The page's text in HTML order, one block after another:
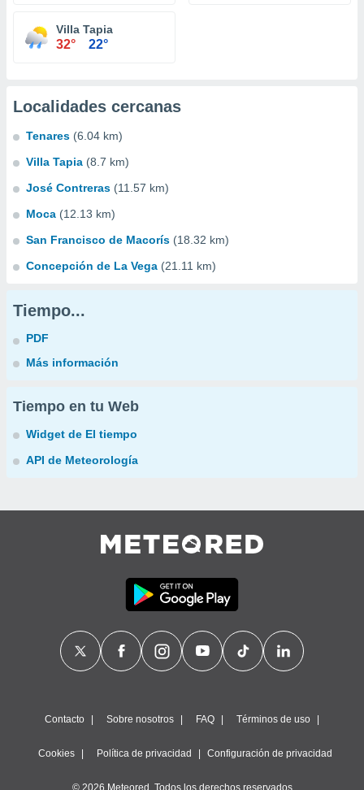
Villa Tapia
32° 22°
Localidades cercanas
Tenares (6.04 km)
Villa Tapia (8.7 km)
José Contreras (11.57 km)
Moca (12.13 km)
San Francisco de Macorís (18.32 km)
Concepción de La Vega (21.11 km)
Tiempo...
PDF
Más información
Tiempo en tu Web
Widget de El tiempo
API de Meteorología
Contacto Sobre nosotros FAQ Términos de uso
Cookies Política de privacidad Configuración de privacidad
© 2026 Meteored. Todos los derechos reservados